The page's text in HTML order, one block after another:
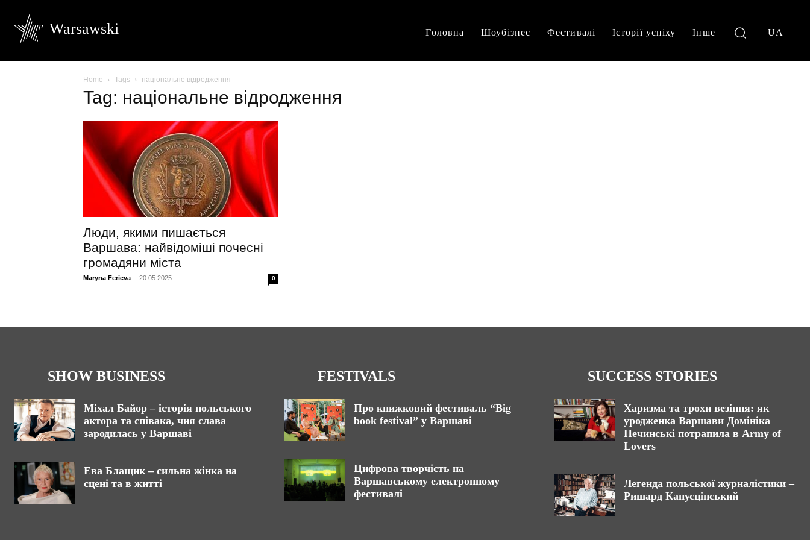
Warsawski Головна Шоубізнес Фестивалі Історії успіху Інше UA
Home Tags національне відродження
Tag: національне відродження
Люди, якими пишається
Варшава: найвідоміші почесні
громадяни міста
Maryna Ferieva - 20.05.2025 0
SHOW BUSINESS
Міхал Байор – історія польського
актора та співака, чия слава
зародилась у Варшаві
Ева Блащик – сильна жінка на
сцені та в житті
FESTIVALS
Про книжковий фестиваль “Big
book festival” у Варшаві
Цифрова творчість на
Варшавському електронному
фестивалі
SUCCESS STORIES
Харизма та трохи везіння: як
уродженка Варшави Домініка
Печинські потрапила в Army of
Lovers
Легенда польської журналістики –
Ришард Капусцінський